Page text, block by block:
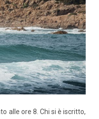
alle ore 8. Chi si è iscritto,